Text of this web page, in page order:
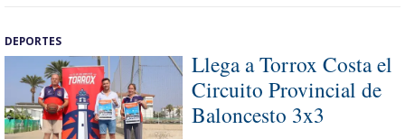
DEPORTES
Llega a Torrox Costa el
Circuito Provincial de
Baloncesto 3x3